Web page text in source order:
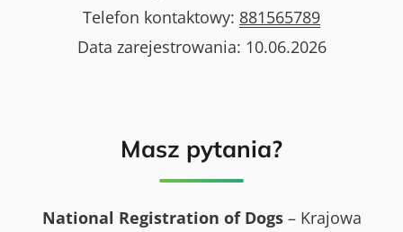
Telefon kontaktowy: 881565789
Data zarejestrowania: 10.06.2026
Masz pytania?
National Registration of Dogs– Krajowa